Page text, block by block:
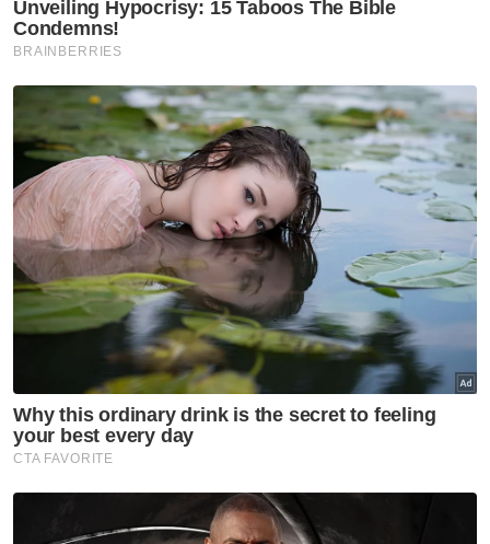
Ahmad Zahid tidak perlu letak jawatan -
Puad
PRN: BN hanya menang dua daripada 12
kerusi di Selangor
Laluan UMNO masih berliku - Mohd Puad
‘Gelombang pindah undi, mustahil UMNO
menang pilihan raya’ - Shahril
Muat turun aplikasi Sinar Harian.
Klik di sini!
UMNO
PRN
Ahmad Zahid